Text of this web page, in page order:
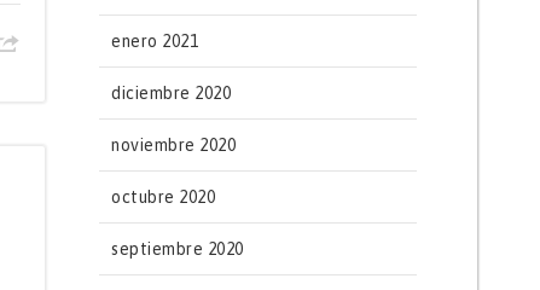
enero 2021
diciembre 2020
noviembre 2020
octubre 2020
septiembre 2020